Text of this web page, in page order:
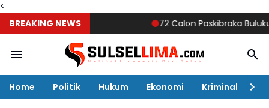
<
BREAKING NEWS
72 Calon Paskibraka
Home Politik Hukum Ekonomi Kriminal